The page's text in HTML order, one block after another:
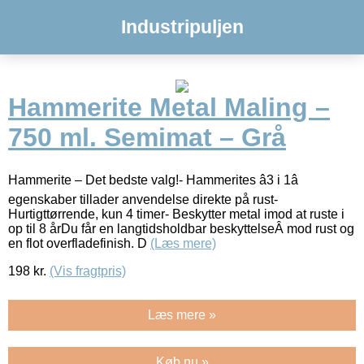
Industripuljen
Hammerite Metal Maling –
750 ml. Semimat – Grå
Hammerite – Det bedste valg!- Hammerites â3 i 1â
egenskaber tillader anvendelse direkte på rust-
Hurtigttørrende, kun 4 timer- Beskytter metal imod at ruste i
op til 8 årDu får en langtidsholdbar beskyttelseÂ mod rust og
en flot overfladefinish. D (Læs mere)
198 kr. (Vis fragtpris)
Læs mere »